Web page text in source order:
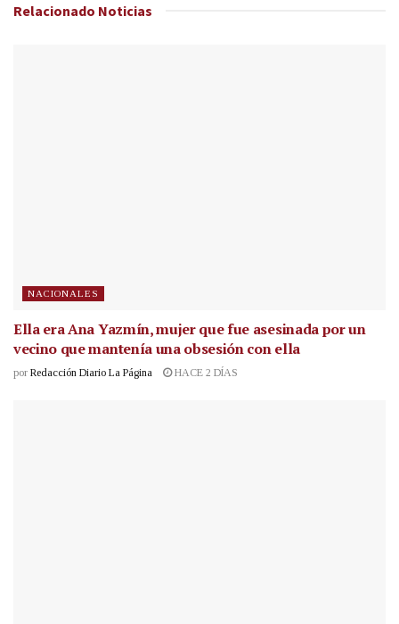
Relacionado Noticias
NACIONALES
Ella era Ana Yazmín, mujer que fue asesinada por un
vecino que mantenía una obsesión con ella
por Redacción Diario La Página HACE 2 DÍAS